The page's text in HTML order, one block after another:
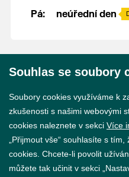
Pá:
neúřední den
Souhlas se soubory
Soubory cookies využíváme k
zkušenosti s našimi webovými
cookies naleznete v sekci Více
„Přijmout vše“ souhlasíte s
cookies. Chcete-li povolit
můžete tak učinit v sekci